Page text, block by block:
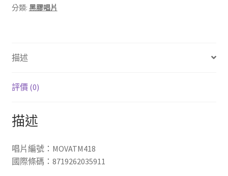
分類: 黑膠唱片
描述
評價 (0)
描述
唱片編號：MOVATM418
國際條碼：8719262035911